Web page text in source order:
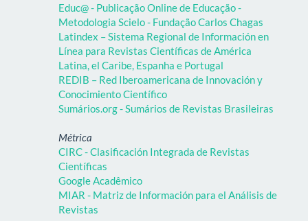
Educ@ - Publicação Online de Educação -
Metodologia Scielo - Fundação Carlos Chagas
Latindex – Sistema Regional de Información en
Línea para Revistas Científicas de América
Latina, el Caribe, Espanha e Portugal
REDIB – Red Iberoamericana de Innovación y
Conocimiento Científico
Sumários.org - Sumários de Revistas Brasileiras
Métrica
CIRC - Clasificación Integrada de Revistas
Científicas
Google Acadêmico
MIAR - Matriz de Información para el Análisis de
Revistas